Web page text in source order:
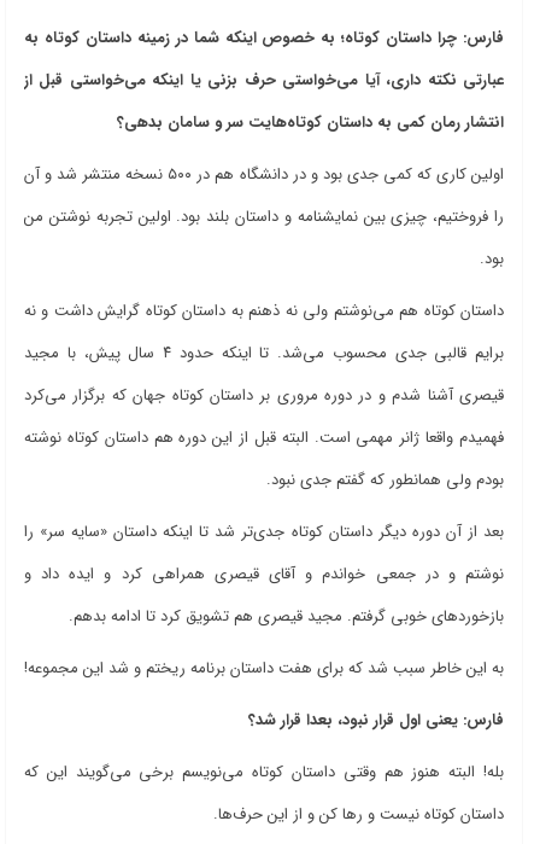
فارس: چرا داستان کوتاه؛ به خصوص اینکه شما در زمینه داستان کوتاه به
عبارتی نکته داری، آیا می‌خواستی حرف بزنی یا اینکه می‌خواستی قبل از
انتشار رمان کمی به داستان کوتاه‌هایت سر و سامان بدهی؟
اولین کاری که کمی جدی بود و در دانشگاه هم در ۵۰۰ نسخه منتشر شد و آن
را فروختیم، چیزی بین نمایشنامه و داستان بلند بود. اولین تجربه نوشتن من
بود.
داستان کوتاه هم می‌نوشتم ولی نه ذهنم به داستان کوتاه گرایش داشت و نه
برایم قالبی جدی محسوب می‌شد. تا اینکه حدود ۴ سال پیش، با مجید
قیصری آشنا شدم و در دوره مروری بر داستان کوتاه جهان که برگزار می‌کرد
فهمیدم واقعا ژانر مهمی است. البته قبل از این دوره هم داستان کوتاه نوشته
بودم ولی همانطور که گفتم جدی نبود.
بعد از آن دوره دیگر داستان کوتاه جدی‌تر شد تا اینکه داستان «سایه سر» را
نوشتم و در جمعی خواندم و آقای قیصری همراهی کرد و ایده داد و
بازخوردهای خوبی گرفتم. مجید قیصری هم تشویق کرد تا ادامه بدهم.
به این خاطر سبب شد که برای هفت داستان برنامه ریختم و شد این مجموعه!
فارس: یعنی اول قرار نبود، بعدا قرار شد؟
بله! البته هنوز هم وقتی داستان کوتاه می‌نویسم برخی می‌گویند این که
داستان کوتاه نیست و رها کن و از این حرف‌ها.